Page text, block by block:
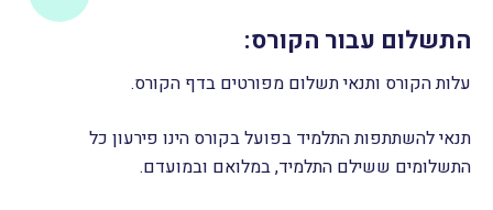
התשלום עבור הקורס:
עלות הקורס ותנאי תשלום מפורטים בדף הקורס.
תנאי להשתתפות התלמיד בפועל בקורס הינו פירעון כל
התשלומים ששילם התלמיד, במלואם ובמועדם.